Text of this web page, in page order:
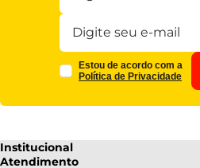
Estou de acordo com a
Política de Privacidade
Institucional
Sobre Nós
Atendimento